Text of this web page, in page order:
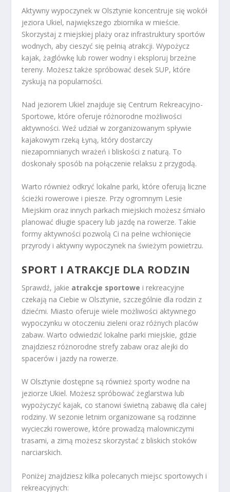
Aktywny wypoczynek w Olsztynie koncentruje się wokół
jeziora Ukiel, największego zbiornika w mieście.
Skorzystaj z miejskiej plaży oraz infrastruktury sportów
wodnych, aby cieszyć się pełnią atrakcji. Wypożycz
kajak, żaglówkę lub rower wodny i eksploruj brzeżne
tereny. Możesz także spróbować desek SUP, które
zyskują na popularności.
Nad jeziorem Ukiel znajduje się Centrum Rekreacyjno-
Sportowe, które oferuje różnorodne możliwości
aktywności. Weź udział w zorganizowanym spływie
kajakowym rzeką Łyną, który dostarczy
niezapomnianych wrażeń i bliskości z naturą. To
doskonały sposób na połączenie relaksu z przygodą.
Warto również odkryć lokalne parki, które oferują liczne
ścieżki rowerowe i piesze. Przy ogromnym Lesie
Miejskim oraz innych parkach miejskich możesz śmiało
planować długie spacery lub jazdę na rowerze. Takie
formy aktywności pozwolą Ci na pełne wchłonięcie
przyrody i aktywny wypoczynek na świeżym powietrzu.
SPORT I ATRAKCJE DLA RODZIN
Sprawdź, jakie atrakcje sportowe i rekreacyjne
czekają na Ciebie w Olsztynie, szczególnie dla rodzin z
dziećmi. Miasto oferuje wiele możliwości aktywnego
wypoczynku w otoczeniu zieleni oraz różnych placów
zabaw. Warto odwiedzić lokalne parki miejskie, gdzie
znajdziesz różnorodne strefy zabaw oraz alejki do
spacerów i jazdy na rowerze.
W Olsztynie dostępne są również sporty wodne na
jeziorze Ukiel. Możesz spróbować żeglarstwa lub
wypożyczyć kajak, co stanowi świetną zabawę dla całej
rodziny. W sezonie letnim organizowane są rodzinne
wycieczki rowerowe, które prowadzą malowniczymi
trasami, a zimą możesz skorzystać z bliskich stoków
narciarskich.
Poniżej znajdziesz kilka polecanych miejsc sportowych i
rekreacyjnych: